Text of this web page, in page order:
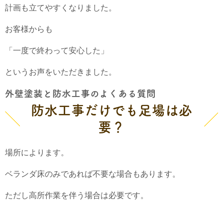
計画も立てやすくなりました。
お客様からも
「一度で終わって安心した」
というお声をいただきました。
外壁塗装と防水工事のよくある質問
防水工事だけでも足場は必
要？
場所によります。
ベランダ床のみであれば不要な場合もあります。
ただし高所作業を伴う場合は必要です。